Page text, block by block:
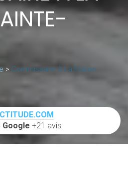
> Commissaire À La Fusion
Google +21 avis